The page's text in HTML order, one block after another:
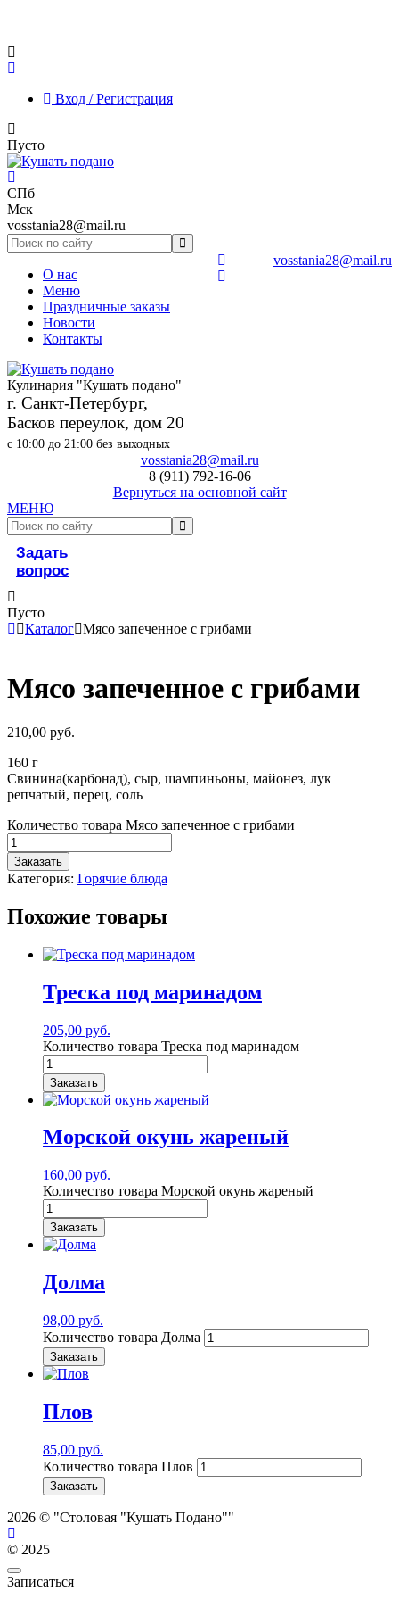
Вход / Регистрация
Пусто
СПб
Мск
vosstania28@mail.ru
О нас
Меню
Праздничные заказы
Новости
Контакты
vosstania28@mail.ru
Кулинария "Кушать подано"
г. Санкт-Петербург,
Басков переулок, дом 20
с 10:00 до 21:00 без выходных
vosstania28@mail.ru
8 (911) 792-16-06
Вернуться на основной сайт
МЕНЮ
Задать
вопрос
Пусто
Каталог Мясо запеченное с грибами
Мясо запеченное с грибами
210,00 руб.
160 г
Свинина(карбонад), сыр, шампиньоны, майонез, лук
репчатый, перец, соль
Количество товара Мясо запеченное с грибами
Заказать
Категория: Горячие блюда
Похожие товары
Треска под маринадом
205,00 руб.
Количество товара Треска под маринадом
Заказать
Морской окунь жареный
160,00 руб.
Количество товара Морской окунь жареный
Заказать
Долма
98,00 руб.
Количество товара Долма
Заказать
Плов
85,00 руб.
Количество товара Плов
Заказать
2026 © "Столовая "Кушать Подано""
© 2025
Записаться